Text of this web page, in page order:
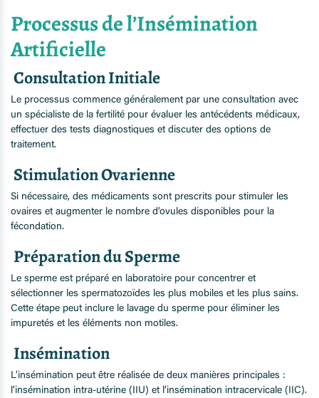
Processus de l’Insémination
Artificielle
Consultation Initiale
Le processus commence généralement par une consultation avec
un spécialiste de la fertilité pour évaluer les antécédents médicaux,
effectuer des tests diagnostiques et discuter des options de
traitement.
Stimulation Ovarienne
Si nécessaire, des médicaments sont prescrits pour stimuler les
ovaires et augmenter le nombre d’ovules disponibles pour la
fécondation.
Préparation du Sperme
Le sperme est préparé en laboratoire pour concentrer et
sélectionner les spermatozoïdes les plus mobiles et les plus sains.
Cette étape peut inclure le lavage du sperme pour éliminer les
impuretés et les éléments non motiles.
Insémination
L’insémination peut être réalisée de deux manières principales :
l’insémination intra-utérine (IIU) et l’insémination intracervicale (IIC).